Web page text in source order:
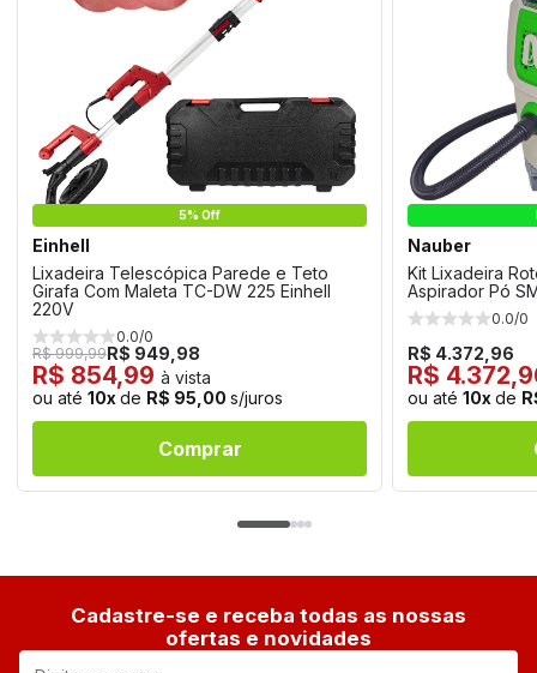
5% Off
Einhell
Lixadeira Telescópica Parede e Teto
Girafa Com Maleta TC-DW 225 Einhell
220V
0.0/0
R$ 999,99R$ 949,98
R$ 854,99 à vista
ou até 10x de R$ 95,00 s/juros
Comprar
Nauber
Kit Lixadeira
Aspirador Pó
0.0/0
R$ 4.372,96
R$
ou até 10x de
Cadastre-se e receba todas as nossas
ofertas e novidades